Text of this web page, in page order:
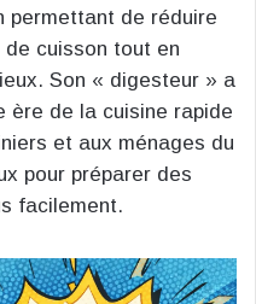
permettant de réduire
cuisson tout en
Son « digesteur » a
ère de la cuisine rapide
et aux ménages du
pour préparer des
facilement.